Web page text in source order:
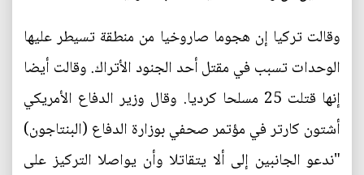
وقالت تركيا إن هجوما صاروخيا من منطقة تسيطر عليها
الوحدات تسبب في مقتل أحد الجنود الأتراك. وقالت أيضا
إنها قتلت 25 مسلحا كرديا. وقال وزير الدفاع الأمريكي
أشتون كارتر في مؤتمر صحفي بوزارة الدفاع (البنتاجون)
"ندعو الجانبين إلى ألا يتقاتلا وأن يواصلا التركيز على